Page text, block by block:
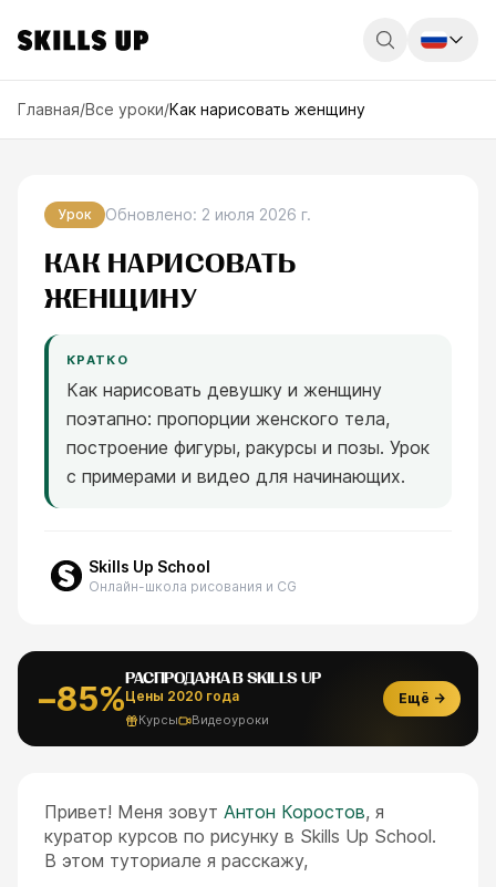
Беларусь
Главная/Все уроки/Как нарисовать женщину
Урок Обновлено: 2 июля 2026 г.
КАК НАРИСОВАТЬ
ЖЕНЩИНУ
КРАТКО
Как нарисовать девушку и женщину
поэтапно: пропорции женского тела,
построение фигуры, ракурсы и позы. Урок
с примерами и видео для начинающих.
Skills Up School
Онлайн-школа рисования и CG
−85%
РАСПРОДАЖА В SKILLS UP
Цены 2020 года
Курсы Видеоуроки
Ещё →
Привет! Меня зовут Антон Коростов, я
куратор курсов по рисунку в Skills Up School.
В этом туториале я расскажу,